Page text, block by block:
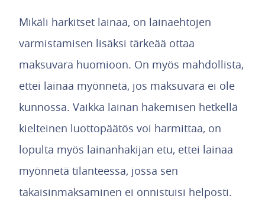
Mikäli harkitset lainaa, on lainaehtojen
varmistamisen lisäksi tärkeää ottaa
maksuvara huomioon. On myös mahdollista,
ettei lainaa myönnetä, jos maksuvara ei ole
kunnossa. Vaikka lainan hakemisen hetkellä
kielteinen luottopäätös voi harmittaa, on
lopulta myös lainanhakijan etu, ettei lainaa
myönnetä tilanteessa, jossa sen
takaisinmaksaminen ei onnistuisi helposti.